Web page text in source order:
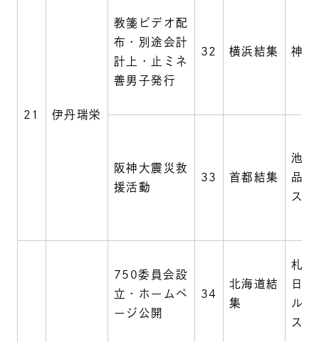
21 伊丹瑞栄
教箋ビデオ配
布・別途会計
計上・止ミネ
善男子発行
32 横浜結集 神奈
阪神大震災救
援活動
33 首都結集
池上
品川
スホ
750委員会設
立・ホームペ
ージ公開
34
北海道結
集
札幌
日登
ル
スホ